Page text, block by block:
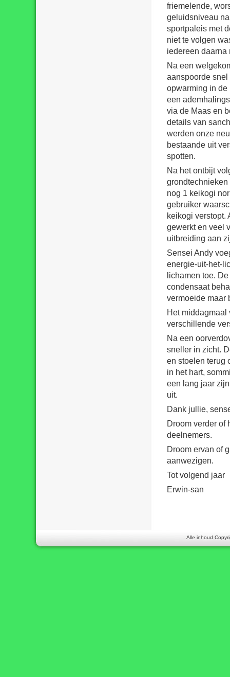
friemelende,
geluidsniveau
sportpaleis met
niet te volgen
iedereen daarna
Na een
aanspoorde
opwarming in de
een
via de Maas en
details van
werden onze
bestaande uit
spotten.
Na het ontbijt
nog 1 keikogi
gebruiker
keikogi verstopt.
gewerkt en veel
uitbreiding aan
Sensei Andy
energie-uit-het-
lichamen toe.
condensaat
vermoeide maar
Het middagmaal
verschillende
Na een
sneller in zicht.
en stoelen terug
in het hart,
een lang jaar
uit.
Dank jullie,
Droom verder of
deelnemers.
Droom ervan of
aanwezigen.
Tot volgend jaar
Erwin-san
Alle inhoud